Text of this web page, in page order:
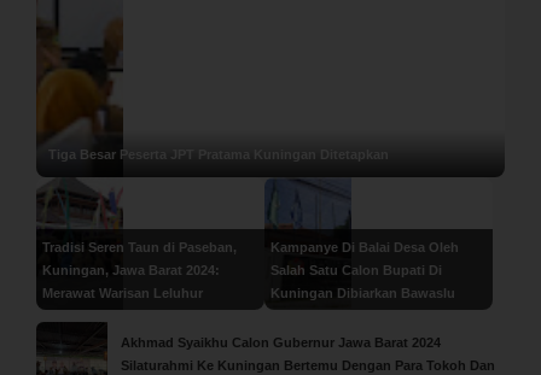
Tiga Besar Peserta JPT Pratama Kuningan Ditetapkan
Tradisi Seren Taun di Paseban,
Kuningan, Jawa Barat 2024:
Merawat Warisan Leluhur
Kampanye Di Balai Desa Oleh
Salah Satu Calon Bupati Di
Kuningan Dibiarkan Bawaslu
Akhmad Syaikhu Calon Gubernur Jawa Barat 2024
Silaturahmi Ke Kuningan Bertemu Dengan Para Tokoh Dan